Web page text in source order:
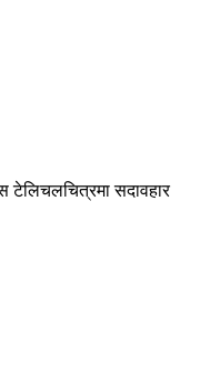
टेलिचलचित्रमा सदावहार